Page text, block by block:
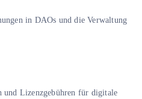
in DAOs und die Verwaltung
und Lizenzgebühren für digitale